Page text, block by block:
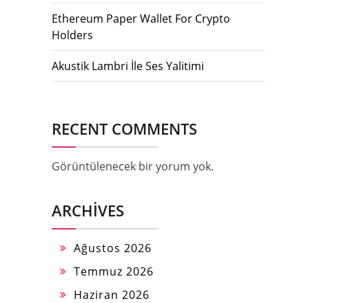
Ethereum Paper Wallet For Crypto
Holders
Akustik Lambri İle Ses Yalitimi
RECENT COMMENTS
Görüntülenecek bir yorum yok.
ARCHIVES
Ağustos 2026
Temmuz 2026
Haziran 2026